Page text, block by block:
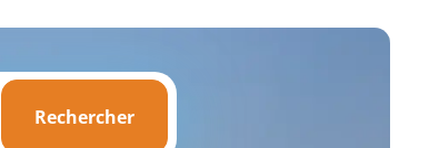
Rechercher
Rechercher